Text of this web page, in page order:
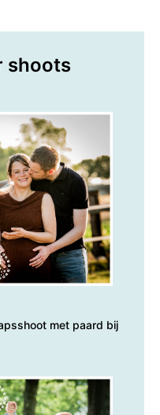
shoots
met paard bij